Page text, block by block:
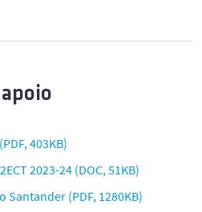
403KB)
2023-24 (DOC, 51KB)
Santander (PDF, 1280KB)